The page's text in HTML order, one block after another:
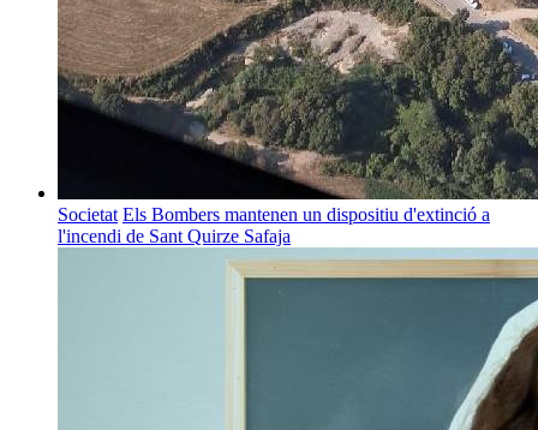
Societat Els Bombers mantenen un dispositiu d'extinció a
l'incendi de Sant Quirze Safaja